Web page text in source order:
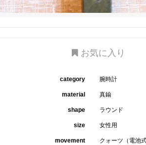
お気に入り
category 腕時計
material 真鍮
shape ラウンド
size 女性用
movement クォーツ（電池式